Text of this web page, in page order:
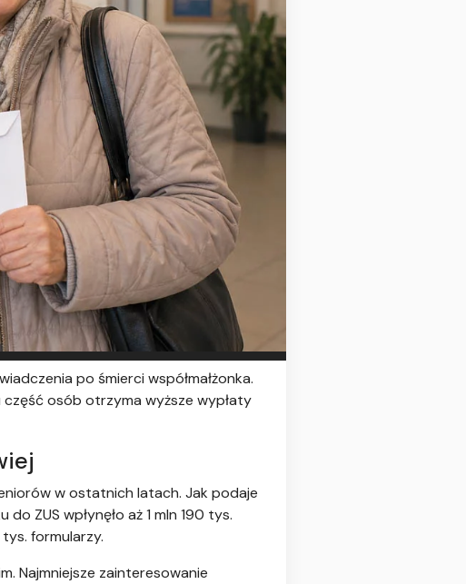
po śmierci współmałżonka.
osób otrzyma wyższe wypłaty
w ostatnich latach. Jak podaje
ZUS wpłynęło aż 1 mln 190 tys.
formularzy.
Najmniejsze zainteresowanie